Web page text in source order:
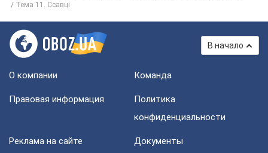
Тема 11. Ссавці
В начало
О компании Команда
Правовая информация
Политика
конфиденциальности
Реклама на сайте Документы